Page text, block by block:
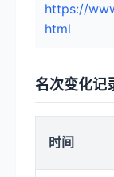
https://
html
名次变化记
时间